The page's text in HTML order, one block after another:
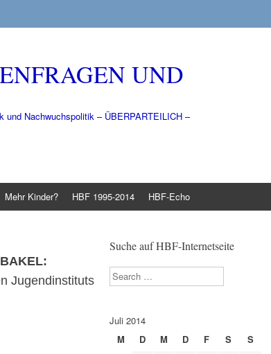
UND
Nachwuchspolitik – ÜBERPARTEILICH –
Mehr Kinder? HBF 1995-2014 HBF-Echo
Jugendinstituts
Suche auf HBF-Internetseite
Search
Juli 2014
M
D M D F S
S